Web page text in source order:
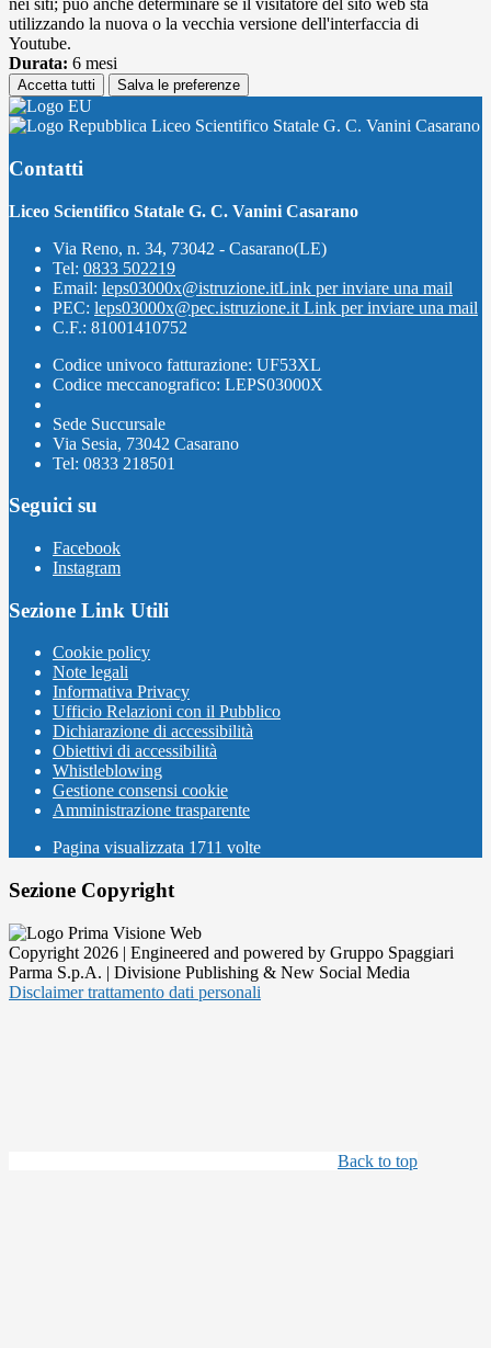
nei siti; può anche determinare se il visitatore del sito web sta
utilizzando la nuova o la vecchia versione dell'interfaccia di
Youtube.
Durata: 6 mesi
Accetta tutti Salva le preferenze
Liceo Scientifico Statale G. C. Vanini Casarano
Contatti
Liceo Scientifico Statale G. C. Vanini Casarano
Via Reno, n. 34, 73042 - Casarano(LE)
Tel: 0833 502219
Email: leps03000x@istruzione.itLink per inviare una mail
PEC: leps03000x@pec.istruzione.it Link per inviare una mail
C.F.: 81001410752
Codice univoco fatturazione: UF53XL
Codice meccanografico: LEPS03000X
Sede Succursale
Via Sesia, 73042 Casarano
Tel: 0833 218501
Seguici su
Facebook
Instagram
Sezione Link Utili
Cookie policy
Note legali
Informativa Privacy
Ufficio Relazioni con il Pubblico
Dichiarazione di accessibilità
Obiettivi di accessibilità
Whistleblowing
Gestione consensi cookie
Amministrazione trasparente
Pagina visualizzata 1711 volte
Sezione Copyright
Copyright 2026 | Engineered and powered by Gruppo Spaggiari
Parma S.p.A. | Divisione Publishing & New Social Media
Disclaimer trattamento dati personali
Back to top